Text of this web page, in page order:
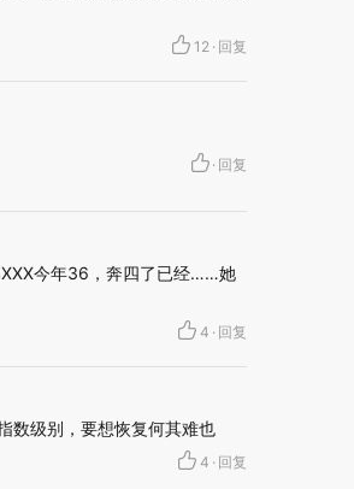
12 · 回复
· 回复
XXX今年36，奔四了已经……她
4 · 回复
数级别，要想恢复何其难也
4 · 回复